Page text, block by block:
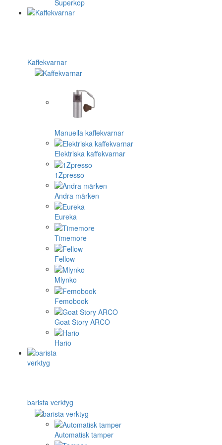
Superkop
Kaffekvarnar
Manuella kaffekvarnar
Elektriska kaffekvarnar
1Zpresso
Andra märken
Eureka
Timemore
Fellow
Mlynko
Femobook
Goat Story ARCO
Hario
barista verktyg
Automatisk tamper